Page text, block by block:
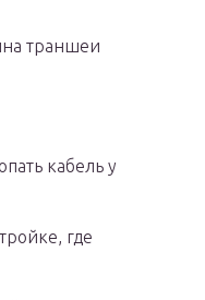
траншеи
кабель у
где